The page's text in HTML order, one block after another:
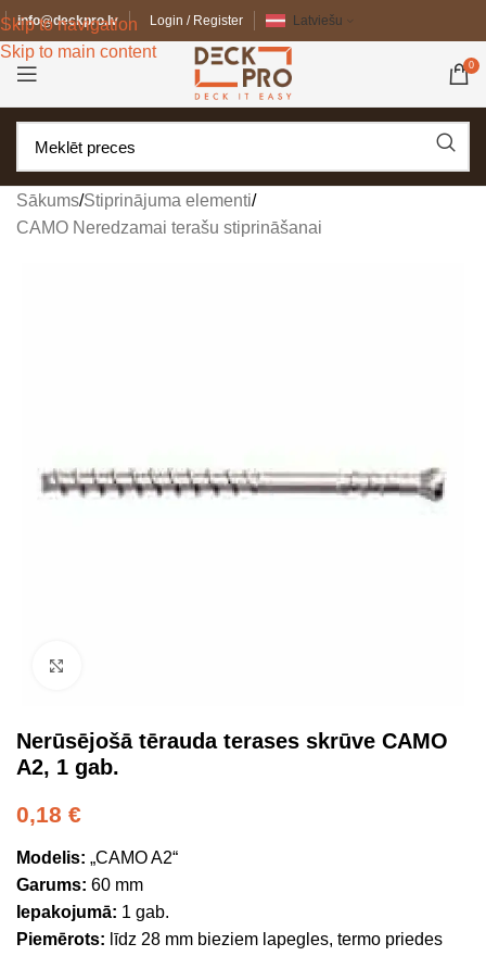
Skip to navigation
Skip to main content
info@deckpro.lv Login / Register Latviešu
0
Sākums/Stiprinājuma elementi/
CAMO Neredzamai terašu stiprināšanai
Nerūsējošā tērauda terases skrūve CAMO
A2, 1 gab.
0,18 €
Modelis: „CAMO A2“
Garums: 60 mm
Iepakojumā: 1 gab.
Piemērots: līdz 28 mm bieziem lapegles, termo priedes